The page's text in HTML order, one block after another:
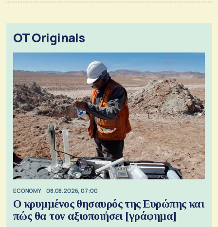
OT Originals
ECONOMY 08.08.2026, 07:00
Ο κρυμμένος θησαυρός της Ευρώπης και
πώς θα τον αξιοποιήσει [γράφημα]